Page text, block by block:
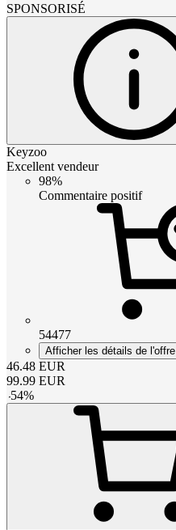
SPONSORISÉ
Keyzoo
Excellent vendeur
98%
Commentaire positif
54477
Afficher les détails de l'offre
46.48 EUR
99.99 EUR
-54%